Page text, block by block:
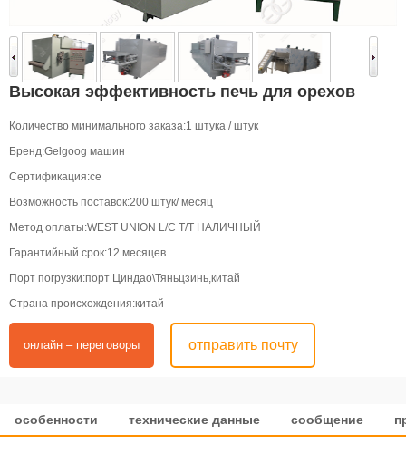
Высокая эффективность печь для орехов
Количество минимального заказа:1 штука / штук
Бренд:Gelgoog машин
Сертификация:се
Возможность поставок:200 штук/ месяц
Метод оплаты:WEST UNION L/C T/T НАЛИЧНЫЙ
Гарантийный срок:12 месяцев
Порт погрузки:порт Циндао\Тяньцзинь,китай
Страна происхождения:китай
онлайн – переговоры отправить почту
особенности технические данные сообщение